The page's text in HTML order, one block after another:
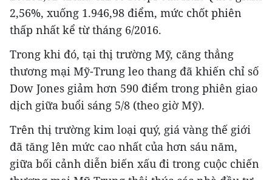
2,56%, xuống 1.946,98 điểm, mức chốt phiên
thấp nhất kể từ tháng 6/2016.
Trong khi đó, tại thị trường Mỹ, căng thẳng
thương mại Mỹ-Trung leo thang đã khiến chỉ số
Dow Jones giảm hơn 590 điểm trong phiên giao
dịch giữa buổi sáng 5/8 (theo giờ Mỹ).
Trên thị trường kim loại quý, giá vàng thế giới
đã tăng lên mức cao nhất của hơn sáu năm,
giữa bối cảnh diễn biến xấu đi trong cuộc chiến